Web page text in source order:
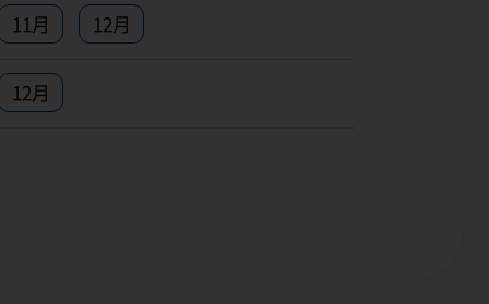
11月 12月
12月